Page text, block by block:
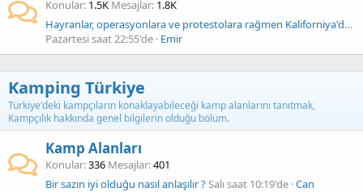
Konular 1.5K Mesajlar 1.8K
Hayranlar, operasyonlara ve protestolara rağmen Kaliforniya'daki Altın Kupaya geliyor
Pazartesi saat 22:55'de Emir
Kamping Türkiye
Türkiye'deki kampçıların konaklayabileceği kamp alanlarını tanıtmak,
Kampçılık hakkında genel bilgilerin olduğu bölüm.
Kamp Alanları
Konular 336 Mesajlar 401
Bir sazın iyi olduğu nasıl anlaşılır ?Salı saat 10:19'de Can